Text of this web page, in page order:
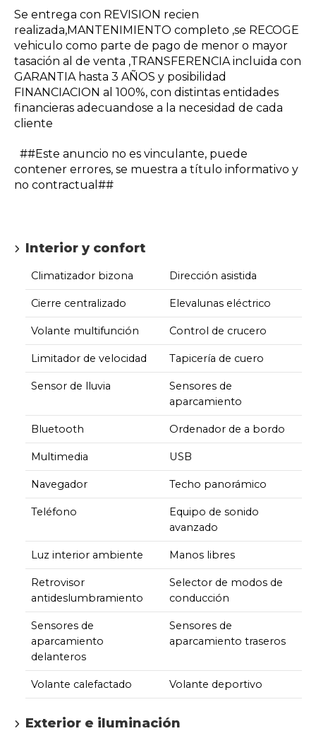
Se entrega con REVISION recien
realizada,MANTENIMIENTO completo ,se RECOGE
vehiculo como parte de pago de menor o mayor
tasación al de venta ,TRANSFERENCIA incluida con
GARANTIA hasta 3 AÑOS y posibilidad
FINANCIACION al 100%, con distintas entidades
financieras adecuandose a la necesidad de cada
cliente
##Este anuncio no es vinculante, puede
contener errores, se muestra a título informativo y
no contractual##
Interior y confort
Climatizador bizona Dirección asistida
Cierre centralizado Elevalunas eléctrico
Volante multifunción Control de crucero
Limitador de velocidad Tapicería de cuero
Sensor de lluvia
Sensores de
aparcamiento
Bluetooth Ordenador de a bordo
Multimedia USB
Navegador Techo panorámico
Teléfono
Equipo de sonido
avanzado
Luz interior ambiente Manos libres
Retrovisor
antideslumbramiento
Selector de modos de
conducción
Sensores de
aparcamiento
delanteros
Sensores de
aparcamiento traseros
Volante calefactado Volante deportivo
Exterior e iluminación